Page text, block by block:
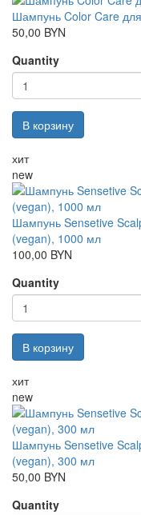
Шампунь Color Care
50,00 BYN
Quantity
В корзину
хит
new
Шампунь Sensetive
(vegan), 1000 мл
100,00 BYN
Quantity
В корзину
хит
new
Шампунь Sensetive
(vegan), 300 мл
50,00 BYN
Quantity